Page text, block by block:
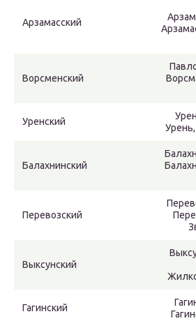
Арзамасский
Ворсменский
Уренский
Балахнинский
Перевозский
Выксунский
Гагинский